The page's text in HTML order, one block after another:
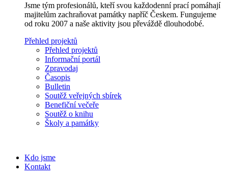
Jsme tým profesionálů, kteří svou každodenní prací pomáhají
majitelům zachraňovat památky napříč Českem. Fungujeme
od roku 2007 a naše aktivity jsou převáždě dlouhodobé.
Přehled projektů
Přehled projektů
Informační portál
Zpravodaj
Časopis
Bulletin
Soutěž veřejných sbírek
Benefiční večeře
Soutěž o knihu
Školy a památky
Kdo jsme
Kontakt